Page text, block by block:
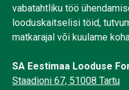
vabatahtliku töö
looduskaitselisi töid,
matkarajal või kuulame
SA Eestimaa Looduse
Staadioni 67, 51008 Tartu